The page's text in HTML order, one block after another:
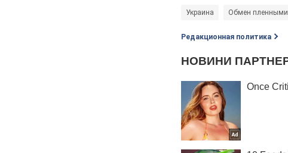
Украина Обмен пленными
Редакционная политика